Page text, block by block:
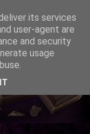
its services
user-agent are
and security
usage